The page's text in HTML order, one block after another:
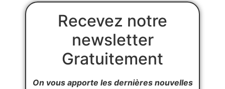
Recevez notre
newsletter
Gratuitement
On vous apporte les dernières nouvelles